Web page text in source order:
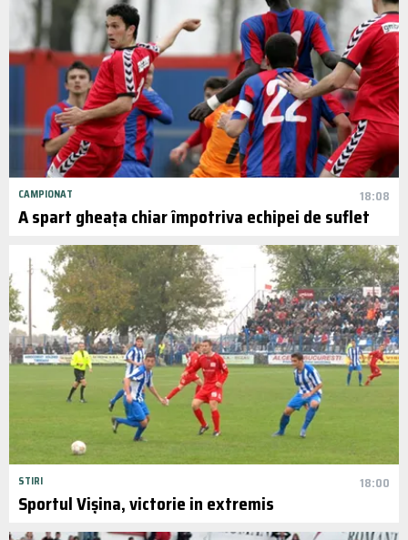
CAMPIONAT 18:08
A spart gheața chiar împotriva echipei de suflet
STIRI 18:00
Sportul Vișina, victorie in extremis